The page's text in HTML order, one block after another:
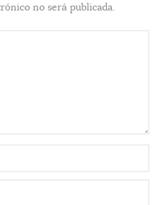
no será publicada.